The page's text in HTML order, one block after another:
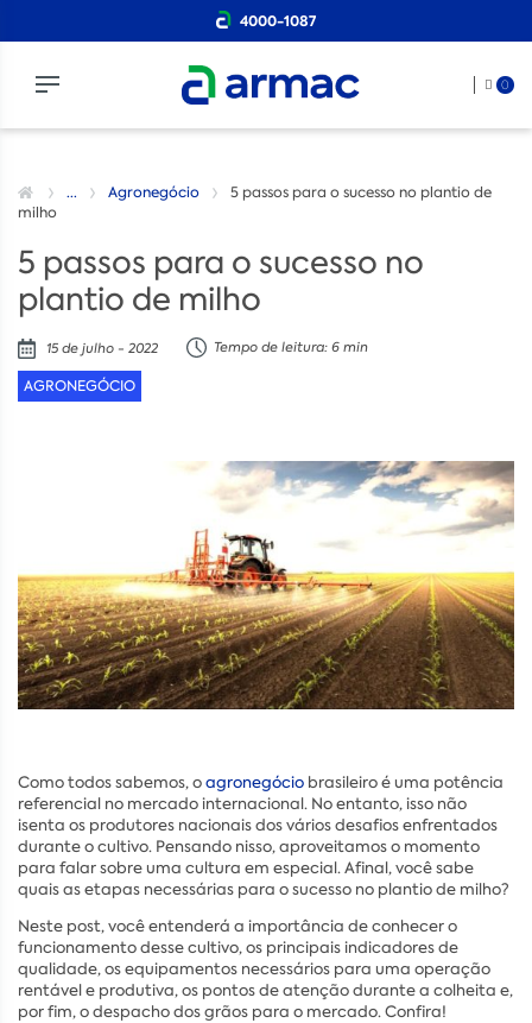
4000-1087
0
... Agronegócio
5 passos para o sucesso no plantio de
milho
5 passos para o sucesso no
plantio de milho
15 de julho - 2022 Tempo de leitura: 6 min
AGRONEGÓCIO
Como todos sabemos, oagronegócio brasileiro é uma potência
referencial no mercado internacional. No entanto, isso não
isenta os produtores nacionais dos vários desafios enfrentados
durante o cultivo. Pensando nisso, aproveitamos o momento
para falar sobre uma cultura em especial. Afinal, você sabe
quais as etapas necessárias para o sucesso no plantio de milho?
Neste post, você entenderá a importância de conhecer o
funcionamento desse cultivo, os principais indicadores de
qualidade, os equipamentos necessários para uma operação
rentável e produtiva, os pontos de atenção durante a colheita e,
por fim, o despacho dos grãos para o mercado. Confira!